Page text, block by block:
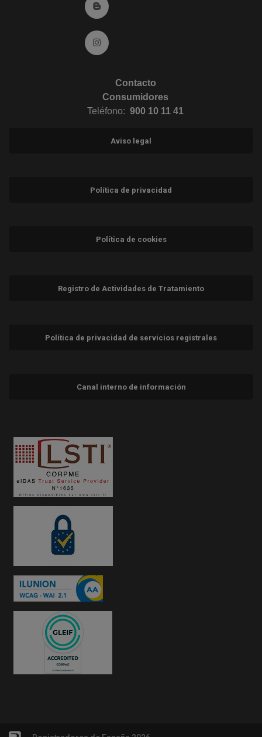
Ir al Blog (abre en ventana nueva)
Ir a Instagram (abre en ventana nueva)
Contacto
Consumidores
Teléfono: 900 10 11 41
Aviso legal
Política de privacidad
Política de cookies
Registro de Actividades de Tratamiento
Política de privacidad de servicios registrales
Canal interno de información